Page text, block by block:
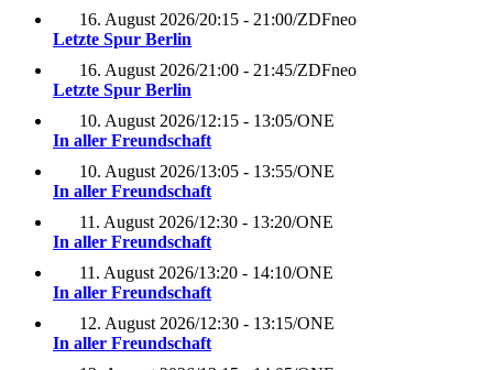
16. August 2026/20:15 - 21:00/ZDFneo
Letzte Spur Berlin
16. August 2026/21:00 - 21:45/ZDFneo
Letzte Spur Berlin
10. August 2026/12:15 - 13:05/ONE
In aller Freundschaft
10. August 2026/13:05 - 13:55/ONE
In aller Freundschaft
11. August 2026/12:30 - 13:20/ONE
In aller Freundschaft
11. August 2026/13:20 - 14:10/ONE
In aller Freundschaft
12. August 2026/12:30 - 13:15/ONE
In aller Freundschaft